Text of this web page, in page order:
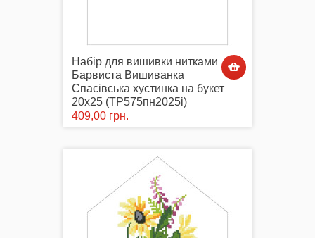
Набір для вишивки нитками
Барвиста Вишиванка
Спасівська хустинка на букет
20х25 (ТР575пн2025i)
409,00 грн.